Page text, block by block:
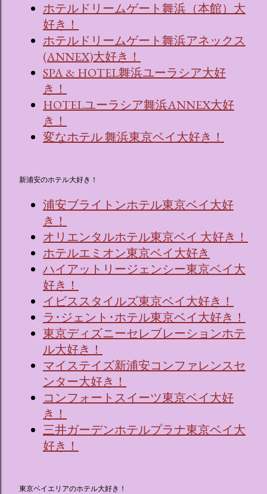
ホテルドリームゲート舞浜（本館）大
好き！
ホテルドリームゲート舞浜アネックス
(ANNEX)大好き！
SPA & HOTEL舞浜ユーラシア大好
き！
HOTELユーラシア舞浜ANNEX大好
き！
変なホテル 舞浜東京ベイ大好き！
新浦安のホテル大好き！
浦安ブライトンホテル東京ベイ大好
き！
オリエンタルホテル東京ベイ 大好き！
ホテルエミオン東京ベイ大好き
ハイアットリージェンシー東京ベイ大
好き！
イビススタイルズ東京ベイ大好き！
ラ･ジェント･ホテル東京ベイ大好き！
東京ディズニーセレブレーションホテ
ル大好き！
マイステイズ新浦安コンファレンスセ
ンター大好き！
コンフォートスイーツ東京ベイ大好
き！
三井ガーデンホテルプラナ東京ベイ大
好き！
東京ベイエリアのホテル大好き！